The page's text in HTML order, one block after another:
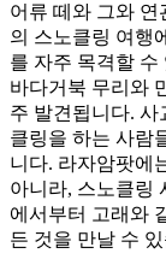
어류 떼와 그와
의 스노클링 여행
를 자주 목격할 수
바다거북 무리와
주 발견됩니다. 사
클링을 하는 사람
니다. 라자암팟에
아니라, 스노클링
에서부터 고래와
든 것을 만날 수